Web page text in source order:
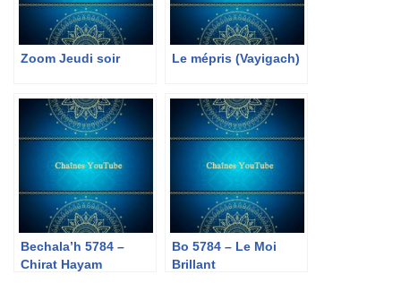
Zoom Jeudi soir Le mépris (Vayigach)
Bechala’h 5784 –
Chirat Hayam
Bo 5784 – Le Moi
Brillant